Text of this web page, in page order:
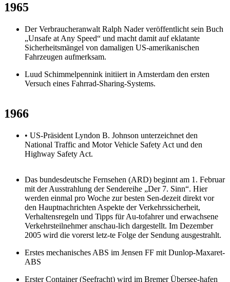
1965
Der Verbraucheranwalt Ralph Nader veröffentlicht sein Buch
„Unsafe at Any Speed“ und macht damit auf eklatante
Sicherheitsmängel von damaligen US-amerikanischen
Fahrzeugen aufmerksam.
Luud Schimmelpennink initiiert in Amsterdam den ersten
Versuch eines Fahrrad-Sharing-Systems.
1966
• US-Präsident Lyndon B. Johnson unterzeichnet den
National Traffic and Motor Vehicle Safety Act und den
Highway Safety Act.
Das bundesdeutsche Fernsehen (ARD) beginnt am 1. Februar
mit der Ausstrahlung der Sendereihe „Der 7. Sinn“. Hier
werden einmal pro Woche zur besten Sen-dezeit direkt vor
den Hauptnachrichten Aspekte der Verkehrssicherheit,
Verhaltensregeln und Tipps für Au-tofahrer und erwachsene
Verkehrsteilnehmer anschau-lich dargestellt. Im Dezember
2005 wird die vorerst letz-te Folge der Sendung ausgestrahlt.
Erstes mechanisches ABS im Jensen FF mit Dunlop-Maxaret-
ABS
Erster Container (Seefracht) wird im Bremer Übersee-hafen